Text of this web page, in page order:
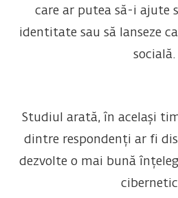
care ar putea să-i ajute
identitate sau să lanseze
socială.
Studiul arată, în același
dintre respondenți ar fi
dezvolte o mai bună